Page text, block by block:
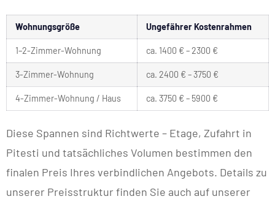
Wohnungsgröße Ungefährer Kostenrahmen
1–2-Zimmer-Wohnung ca. 1400 € – 2300 €
3-Zimmer-Wohnung ca. 2400 € – 3750 €
4-Zimmer-Wohnung / Haus ca. 3750 € – 5900 €
Diese Spannen sind Richtwerte – Etage, Zufahrt in
Pitesti und tatsächliches Volumen bestimmen den
finalen Preis Ihres verbindlichen Angebots. Details zu
unserer Preisstruktur finden Sie auch auf unserer